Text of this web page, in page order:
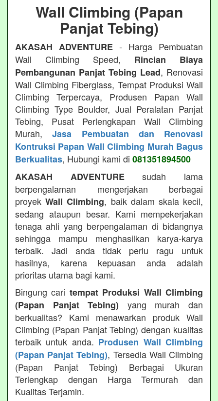
Wall Climbing (Papan
Panjat Tebing)
AKASAH ADVENTURE - Harga Pembuatan
Wall Climbing Speed, Rincian Biaya
Pembangunan Panjat Tebing Lead, Renovasi
Wall Climbing Fiberglass, Tempat Produksi Wall
Climbing Terpercaya, Produsen Papan Wall
Climbing Type Boulder, Jual Peralatan Panjat
Tebing, Pusat Perlengkapan Wall Climbing
Murah,Jasa Pembuatan dan Renovasi
Kontruksi Papan Wall Climbing Murah Bagus
Berkualitas, Hubungi kami di 081351894500
AKASAH ADVENTUREsudah lama
berpengalaman mengerjakan berbagai
proyekWall Climbing, baik dalam skala kecil,
sedang ataupun besar. Kami mempekerjakan
tenaga ahli yang berpengalaman di bidangnya
sehingga mampu menghasilkan karya-karya
terbaik. Jadi anda tidak perlu ragu untuk
hasilnya, karena kepuasan anda adalah
prioritas utama bagi kami.
Bingung cari tempat Produksi Wall Climbing
(Papan Panjat Tebing) yang murah dan
berkualitas? Kami menawarkan produk Wall
Climbing (Papan Panjat Tebing) dengan kualitas
terbaik untuk anda. Produsen Wall Climbing
(Papan Panjat Tebing), Tersedia Wall Climbing
(Papan Panjat Tebing) Berbagai Ukuran
Terlengkap dengan Harga Termurah dan
Kualitas Terjamin.